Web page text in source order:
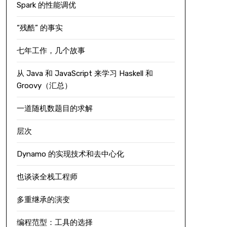
Spark 的性能调优
“残酷” 的事实
七年工作，几个故事
从 Java 和 JavaScript 来学习 Haskell 和
Groovy（汇总）
一道随机数题目的求解
层次
Dynamo 的实现技术和去中心化
也谈谈全栈工程师
多重继承的演变
编程范型：工具的选择